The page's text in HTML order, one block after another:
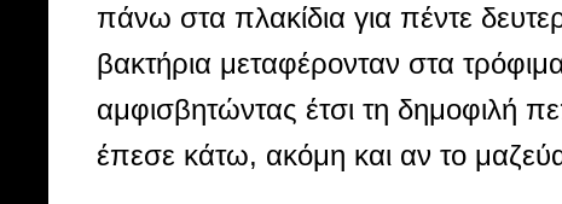
πάνω στα πλακίδια για πέντε
βακτήρια μεταφέρονταν στα
αμφισβητώντας έτσι τη δημοφιλή
έπεσε κάτω, ακόμη και αν το